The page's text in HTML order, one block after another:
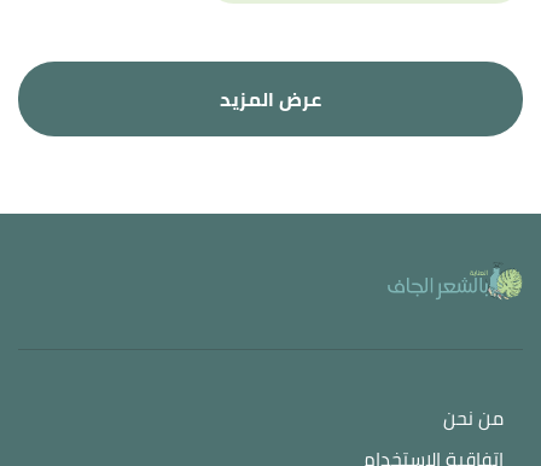
من نحن